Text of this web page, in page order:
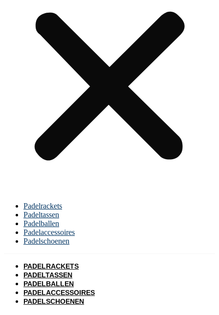
Padelrackets
Padeltassen
Padelballen
Padelaccessoires
Padelschoenen
PADELRACKETS
PADELTASSEN
PADELBALLEN
PADELACCESSOIRES
PADELSCHOENEN